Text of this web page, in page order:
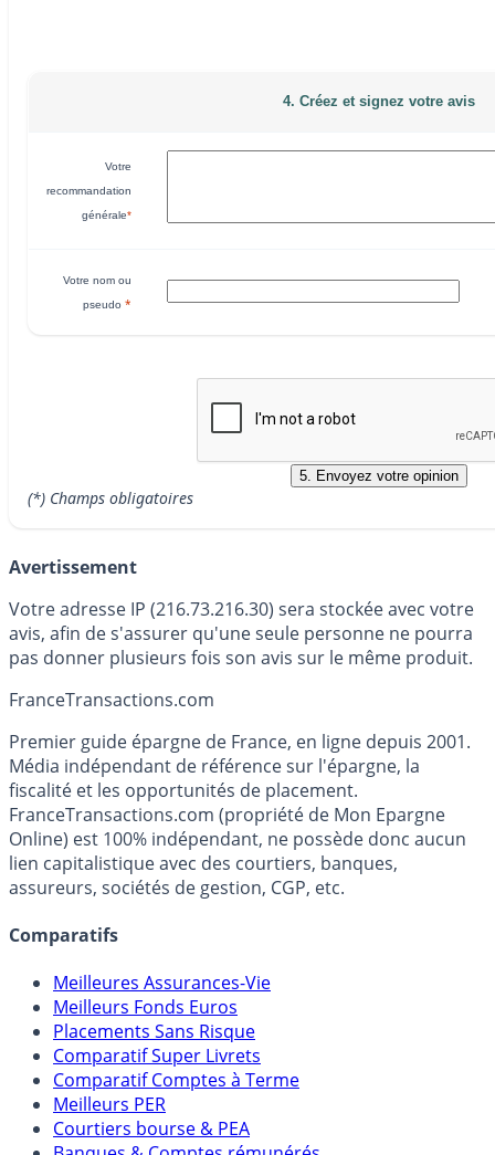
4. Créez et signez votre avis
Votre
recommandation
générale*
Votre nom ou
pseudo *
(*) Champs obligatoires
Avertissement
Votre adresse IP (216.73.216.30) sera stockée avec votre
avis, afin de s'assurer qu'une seule personne ne pourra
pas donner plusieurs fois son avis sur le même produit.
FranceTransactions.com
Premier guide épargne de France, en ligne depuis 2001.
Média indépendant de référence sur l'épargne, la
fiscalité et les opportunités de placement.
FranceTransactions.com (propriété de Mon Epargne
Online) est 100% indépendant, ne possède donc aucun
lien capitalistique avec des courtiers, banques,
assureurs, sociétés de gestion, CGP, etc.
Comparatifs
Meilleures Assurances-Vie
Meilleurs Fonds Euros
Placements Sans Risque
Comparatif Super Livrets
Comparatif Comptes à Terme
Meilleurs PER
Courtiers bourse & PEA